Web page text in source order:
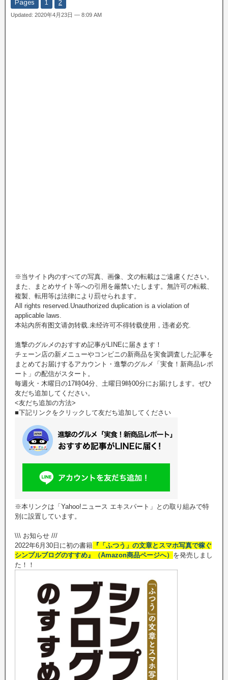
Pages 1 2
Updated: 2020年4月23日 — 8:09 AM
※当サイト内のすべての写真、画像、文の転載はご遠慮ください。
また、まとめサイト等への引用を厳禁いたします。無許可の転載、
複製、転用等は法律により罰せられます。
All rights reserved.Unauthorized duplication is a violation of
applicable laws.
本站內所有图文请勿转载.未经许可不得转载使用，违者必究.
進撃のグルメのおすすめ記事がLINEに届きます！
チェーン店の新メニューやコンビニの新商品を実食調査した記事を
まとめてお届けするアカウント・進撃のグルメ「実食！新商品レポ
ート」の配信がスタート。
毎週火・木曜日の17時04分、土曜日9時00分にお届けします。ぜひ
友だち追加してください。
<友だち追加の方法>
■下記リンクをクリックして友だち追加してください
※本リンクは「Yahoo!ニュース エキスパート」との取り組みで特
別に設置しています。
\\\ お知らせ ///
2022年6月30日に初の書籍 『「ふつう」の文章とスマホ写真で稼ぐ
シンプルブログのすすめ』（Amazon商品ページへ） を発売しまし
た！！